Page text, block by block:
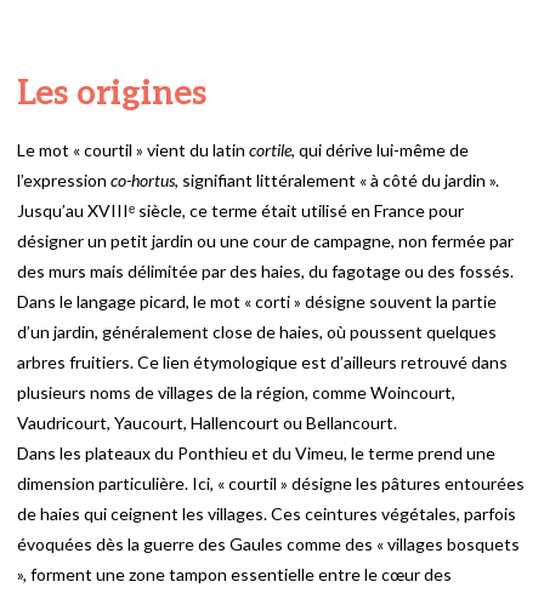
Les origines
Le mot « courtil » vient du latin cortile, qui dérive lui-même de
l’expression co-hortus, signifiant littéralement « à côté du jardin ».
Jusqu’au XVIIIᵉ siècle, ce terme était utilisé en France pour
désigner un petit jardin ou une cour de campagne, non fermée par
des murs mais délimitée par des haies, du fagotage ou des fossés.
Dans le langage picard, le mot « corti » désigne souvent la partie
d’un jardin, généralement close de haies, où poussent quelques
arbres fruitiers. Ce lien étymologique est d’ailleurs retrouvé dans
plusieurs noms de villages de la région, comme Woincourt,
Vaudricourt, Yaucourt, Hallencourt ou Bellancourt.
Dans les plateaux du Ponthieu et du Vimeu, le terme prend une
dimension particulière. Ici, « courtil » désigne les pâtures entourées
de haies qui ceignent les villages. Ces ceintures végétales, parfois
évoquées dès la guerre des Gaules comme des « villages bosquets
», forment une zone tampon essentielle entre le cœur des